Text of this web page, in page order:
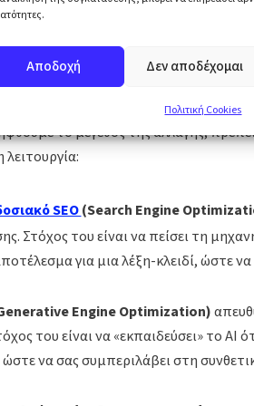
Αποδοχή Δεν αποδέχομαι
Πολιτική Cookies
από τις μηχανές Generative AI (όπως
με το SEO που στοχεύει
αναφορά (Citation) και τη σύσταση
μέσα στην απάντηση του AI.
το μέγεθος της αλλαγής,
SEO(Search Engine
Στόχος του είναι να πείσει τη
για μια λέξη-κλειδί, ώστε να
Engine Optimization)
του είναι να «εκπαιδεύσει» το AI
ώστε να σας συμπεριλάβει στη